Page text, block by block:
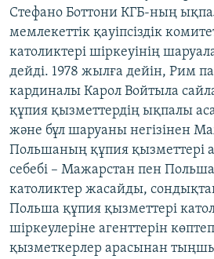
Стефано Боттони КГБ-ның
мемлекеттік қауіпсіздік
католиктері шіркеуінің
дейді. 1978 жылға дейін, Рим
кардиналы Карол Войтыла
құпия қызметтердің ықпалы
және бұл шаруаны негізінен
Польшаның құпия қызметтері
себебі – Мажарстан пен
католиктер жасайды,
Польша құпия қызметтері
шіркеулеріне агенттерін
қызметкерлер арасынан